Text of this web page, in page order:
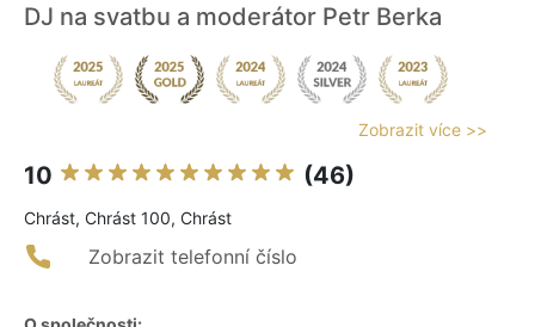
DJ na svatbu a moderátor Petr Berka
Zobrazit více >>
10 (46)
Chrást, Chrást 100, Chrást
Zobrazit telefonní číslo